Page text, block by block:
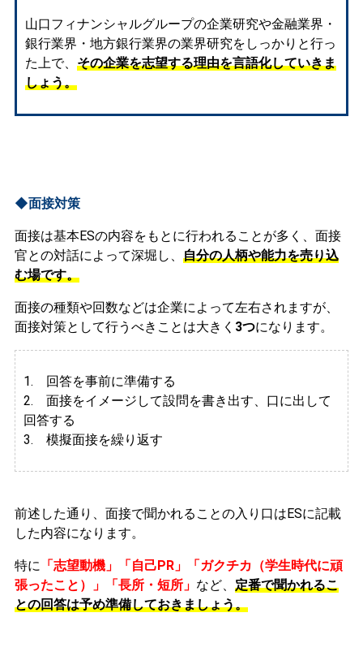
山口フィナンシャルグループの企業研究や金融業界・
銀行業界・地方銀行業界の業界研究をしっかりと行っ
た上で、 その企業を志望する理由を言語化していきま
しょう。
◆面接対策
面接は基本ESの内容をもとに行われることが多く、面接
官との対話によって深堀し、 自分の人柄や能力を売り込
む場です。
面接の種類や回数などは企業によって左右されますが、
面接対策として行うべきことは大きく 3つになります。
1. 回答を事前に準備する
2. 面接をイメージして設問を書き出す、口に出して
回答する
3. 模擬面接を繰り返す
前述した通り、面接で聞かれることの入り口はESに記載
した内容になります。
特に 「志望動機」「自己PR」「ガクチカ（学生時代に頑
張ったこと）」「長所・短所」 など、 定番で聞かれるこ
との回答は予め準備しておきましょう。